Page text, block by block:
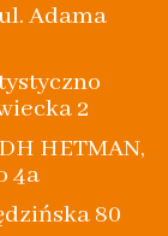
Adama
2
HETMAN,
4a
80